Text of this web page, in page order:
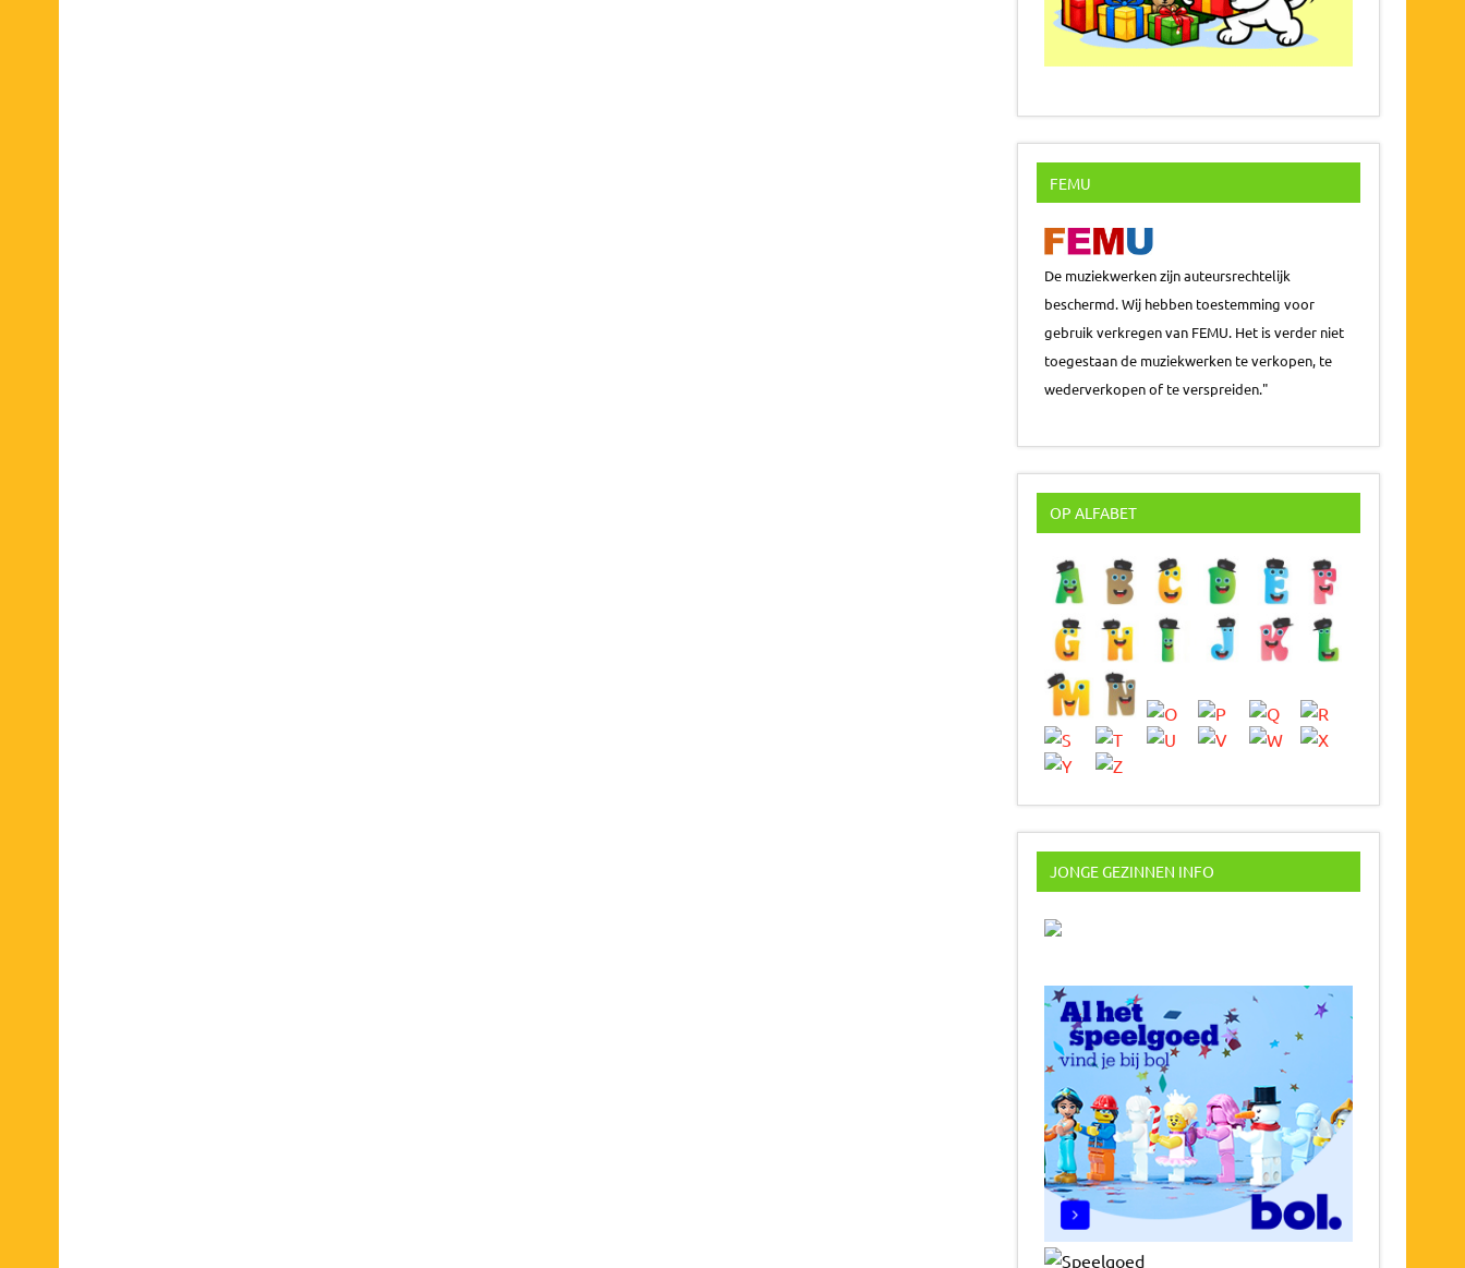
FEMU
De muziekwerken zijn auteursrechtelijk
beschermd. Wij hebben toestemming voor
gebruik verkregen van FEMU. Het is verder niet
toegestaan de muziekwerken te verkopen, te
wederverkopen of te verspreiden."
OP ALFABET
JONGE GEZINNEN INFO